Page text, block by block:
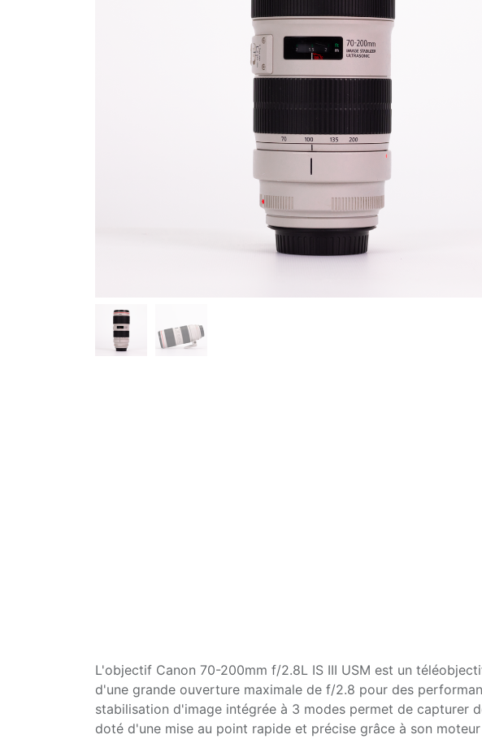
L'objectif Canon 70-200mm f/2.8L IS III USM est un
d'une grande ouverture maximale de f/2.8 pour des
stabilisation d'image intégrée à 3 modes permet de capturer
doté d'une mise au point rapide et précise grâce à son